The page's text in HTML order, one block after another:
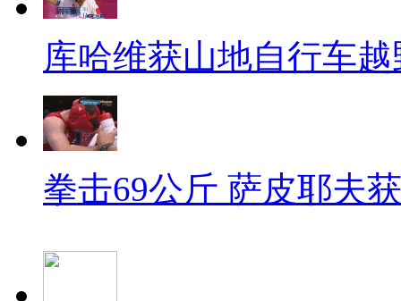
库哈维获山地自行车
拳击69公斤 萨皮耶夫